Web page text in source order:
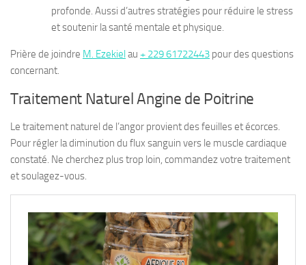
profonde. Aussi d’autres stratégies pour réduire le stress
et soutenir la santé mentale et physique.
Prière de joindre M. Ezekielau + 229 61722443 pour des questions
concernant.
Traitement Naturel Angine de Poitrine
Le traitement naturel de l’angor provient des feuilles et écorces.
Pour régler la diminution du flux sanguin vers le muscle cardiaque
constaté. Ne cherchez plus trop loin, commandez votre traitement
et soulagez-vous.